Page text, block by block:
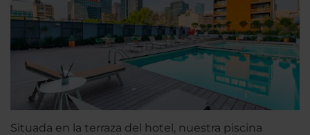
Situada en la terraza del hotel, nuestra piscina